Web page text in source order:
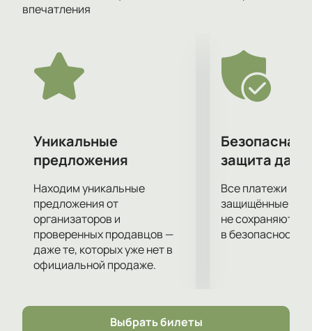
переплетены сопереживание, сочувствие, а также
временными и кажущимися.
Спектакль Евгения Гришковца «Как я съел собаку»
получил восторженные отзывы критиков.
Поспешите и вы составить собственное мнение о
компании ее героев.
впечатления
Уникальные
предложения
Находим уникальные
предложения от
организаторов и
проверенных продавцов —
даже те, которых уже нет в
официальной продаже.
Безопасная
защита
Все платежи
защищённые
не сохраняются
в безопасности.
Выбрать билеты